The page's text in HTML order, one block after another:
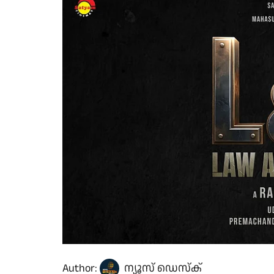
Author: ന്യൂസ് ഡെസ്ക്